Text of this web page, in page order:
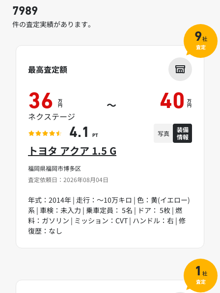
7989
件の査定実績があります。
福岡県福岡市博多区
査定依頼日：2026年08月04日
トヨタ アクア 1.5 G
年式：2014年 | 走行：～10万キロ | 色：黄(イエロー)
系 | 車検：未入力 | 乗車定員： 5名 | ドア： 5枚 | 燃
料：ガソリン | ミッション：CVT | ハンドル：右 | 修
復歴：なし
最高査定額
36 万
円 ～ 40 万
円
ネクステージ
4.1 PT 写真
装備
情報
9社
査定
1 社
査定